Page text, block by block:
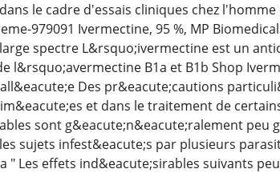
le cadre d'essais cliniques chez
979091 Ivermectine, 95 %, MP
spectre L&rsquo;ivermectine est un
l&rsquo;avermectine B1a et B1b Shop
Des pr&eacute;cautions
et dans le traitement de
sont g&eacute;n&eacute;ralement
sujets infest&eacute;s par plusieurs
" Les effets ind&eacute;sirables suivants